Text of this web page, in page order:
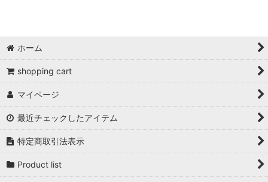
ホーム
shopping cart
マイページ
最近チェックしたアイテム
特定商取引法表示
Product list